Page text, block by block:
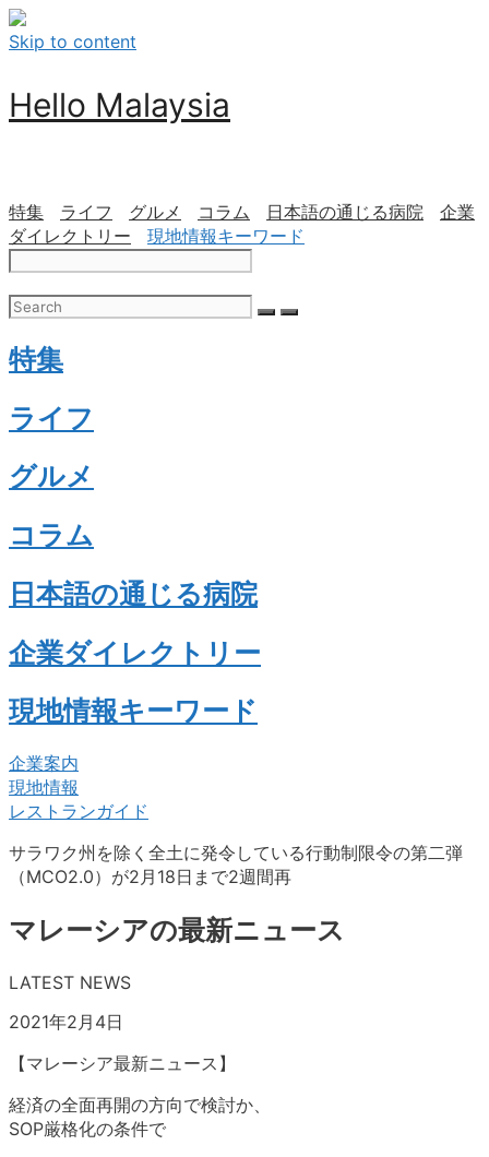
Skip to content
Hello Malaysia
特集 ライフ グルメ コラム 日本語の通じる病院
企業
ダイレクトリー
現地情報キーワード
特集
ライフ
グルメ
コラム
日本語の通じる病院
企業ダイレクトリー
現地情報キーワード
企業案内
現地情報
レストランガイド
サラワク州を除く全土に発令している行動制限令の第二弾
（MCO2.0）が2月18日まで2週間再
マレーシアの最新ニュース
LATEST NEWS
2021年2月4日
【マレーシア最新ニュース】
経済の全面再開の方向で検討か、
SOP厳格化の条件で